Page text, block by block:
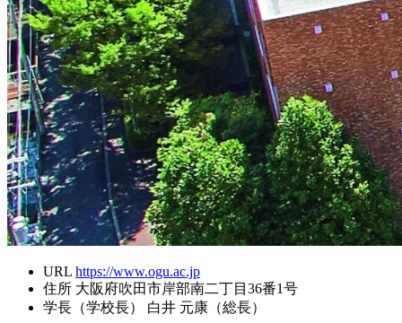
URL https://www.ogu.ac.jp
住所 大阪府吹田市岸部南二丁目36番1号
学長（学校長）
白井 元康（総長）